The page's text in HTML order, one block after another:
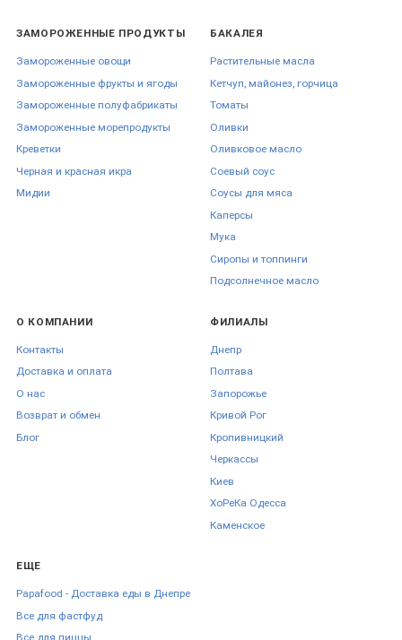
ЗАМОРОЖЕННЫЕ ПРОДУКТЫ
Замороженные овощи
Замороженные фрукты и ягоды
Замороженные полуфабрикаты
Замороженные морепродукты
Креветки
Черная и красная икра
Мидии
БАКАЛЕЯ
Растительные масла
Кетчуп, майонез, горчица
Томаты
Оливки
Оливковое масло
Соевый соус
Соусы для мяса
Каперсы
Мука
Сиропы и топпинги
Подсолнечное масло
О КОМПАНИИ
Контакты
Доставка и оплата
О нас
Возврат и обмен
Блог
ФИЛИАЛЫ
Днепр
Полтава
Запорожье
Кривой Рог
Кропивницкий
Черкаcсы
Киев
ХоРеКа Одесса
Каменское
ЕЩЕ
Papafood - Доставка еды в Днепре
Все для фастфуд
Все для пиццы